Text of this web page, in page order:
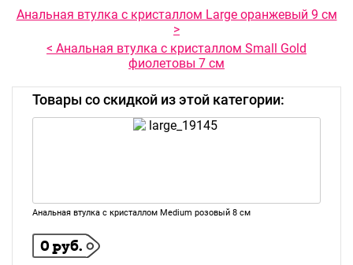
Анальная втулка с кристаллом Large оранжевый 9 см
>
< Анальная втулка с кристаллом Small Gold
фиолетовы 7 см
Товары со скидкой из этой категории:
Анальная втулка с кристаллом Medium розовый 8 см
0 руб.